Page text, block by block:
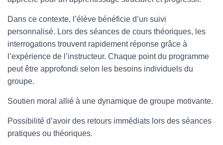
Dans ce contexte, l’élève bénéficie d’un suivi
personnalisé. Lors des séances de cours théoriques, les
interrogations trouvent rapidement réponse grâce à
l’expérience de l’instructeur. Chaque point du programme
peut être approfondi selon les besoins individuels du
groupe.
Soutien moral allié à une dynamique de groupe motivante.
Possibilité d’avoir des retours immédiats lors des séances
pratiques ou théoriques.